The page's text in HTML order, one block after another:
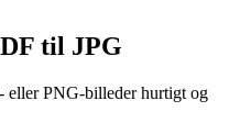
til JPG
eller PNG-billeder hurtigt og